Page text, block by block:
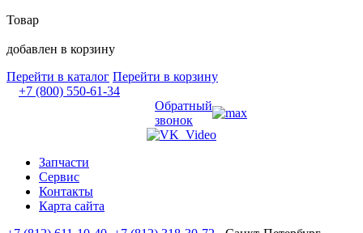
Товар
добавлен в корзину
Перейти в каталог Перейти в корзину
+7 (800) 550-61-34
Обратный
звонок
Запчасти
Сервис
Контакты
Карта сайта